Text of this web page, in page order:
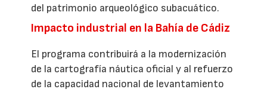
del patrimonio arqueológico subacuático.
Impacto industrial en la Bahía de Cádiz
El programa contribuirá a la modernización
de la cartografía náutica oficial y al refuerzo
de la capacidad nacional de levantamiento